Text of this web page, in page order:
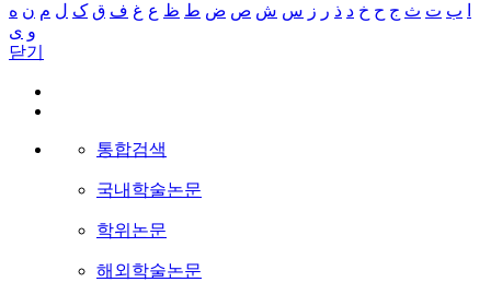
ب ت ث ج ح خ د ذ ر ز س ش ص ض ط ظ ع غ ف ق ک ل م ن ه
و ی
닫기
통합검색
국내학술논문
학위논문
해외학술논문